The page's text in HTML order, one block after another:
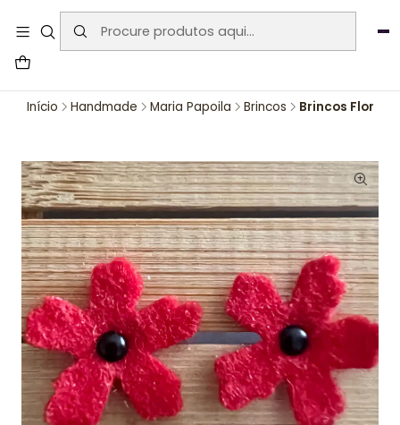
User-agent: * Allow: / Sitemap:
https://www.auraemporium.pt/sitemap.xml
Início Handmade Maria Papoila Brincos Brincos Flor